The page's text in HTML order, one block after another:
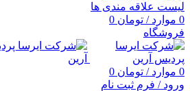
لیست علاقه مندی ها
0 موارد / تومان
فروشگاه
0 موارد / تومان
ورود / فرم ثبت نام